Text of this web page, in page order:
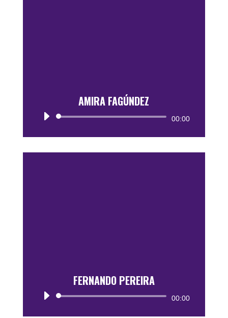
AMIRA FAGÚNDEZ
Reproductor
00:00
FERNANDO PEREIRA
Reproductor
00:00